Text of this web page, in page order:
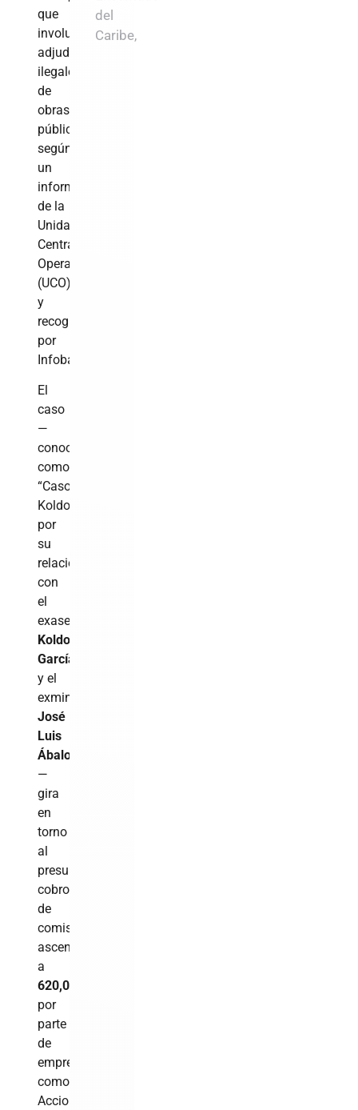
que
involucra
adjudicaciones
ilegales
de
obras
públicas,
según
un
informe
de la
Unidad
Central
Operativa
(UCO)
y
recogido
por
Infobae .
El
caso
—
conocido
como
“Caso
Koldo”
por
su
relación
con
el
exasesor
Koldo
García
y el
exministro
José
Luis
Ábalos
—
gira
en
torno
al
presunto
cobro
de
comisiones
ascendentes
a
620,000 €
por
parte
de
empresas
como
Acciona,
del
Caribe,